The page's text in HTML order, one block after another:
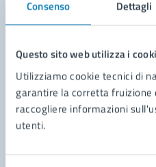
Consenso Dettagli
Questo sito web utilizza i
Utilizziamo cookie tecnici di
garantire la corretta
raccogliere informazioni
utenti.
Leggi le domande
Richiedi assistenza
Prenota appuntamento
Problemi in città